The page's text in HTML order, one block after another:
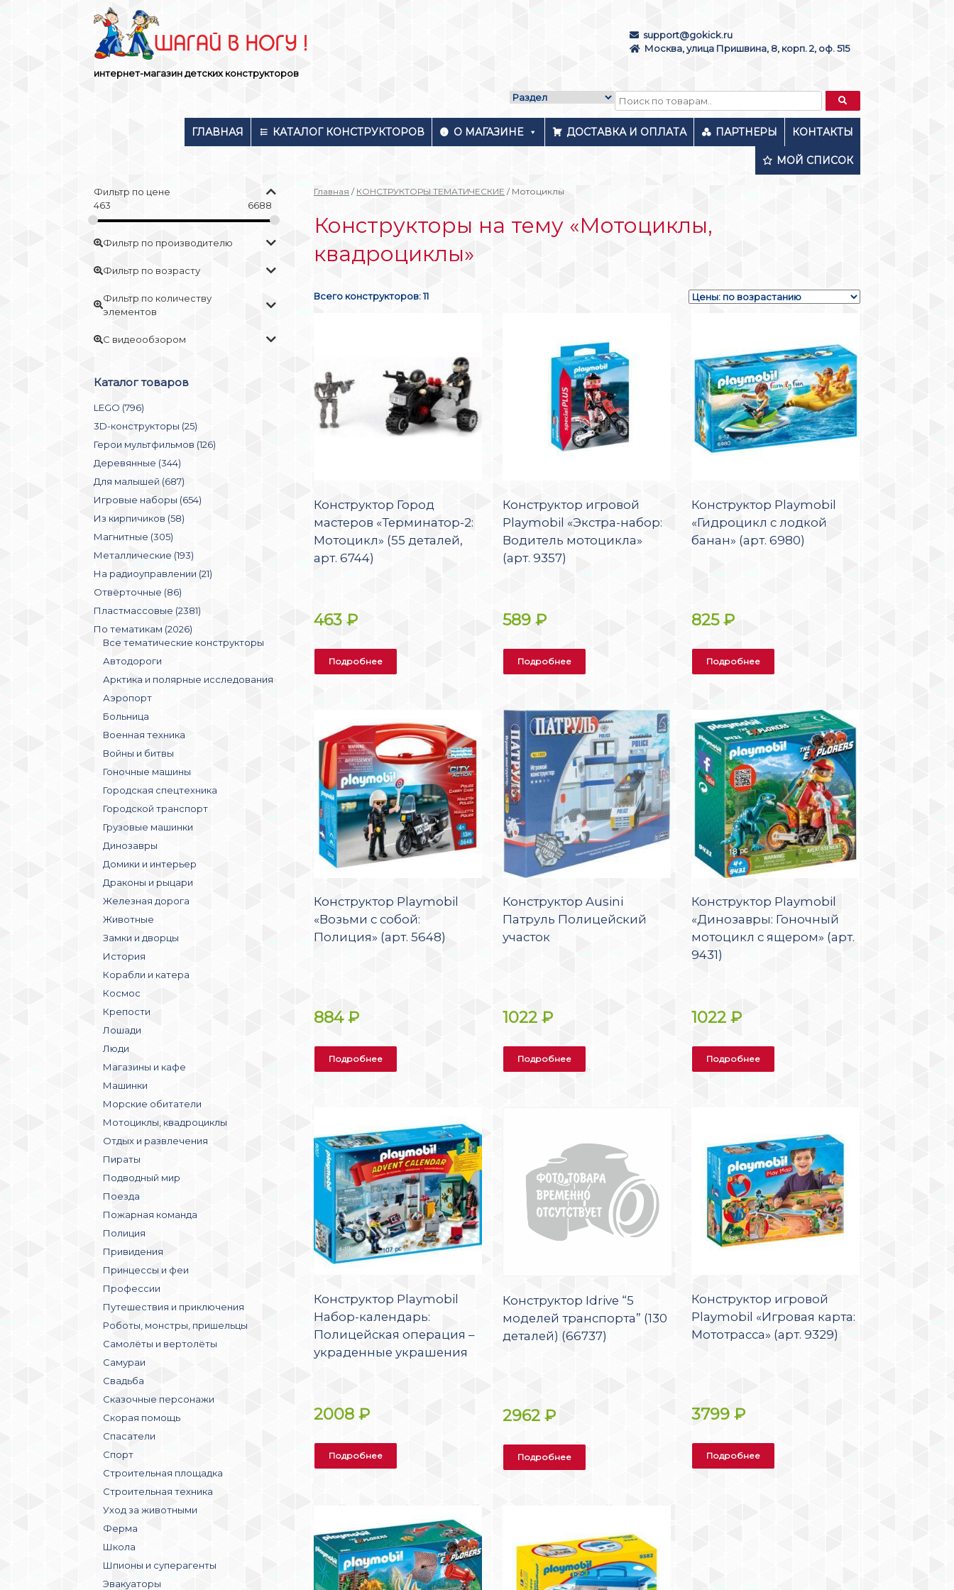
интернет-магазин детских конструкторов
support@gokick.ru
Москва, улица Пришвина, 8, корп. 2, оф. 515
ГЛАВНАЯ КАТАЛОГ КОНСТРУКТОРОВ О МАГАЗИНЕ ДОСТАВКА И ОПЛАТА ПАРТНЕРЫ КОНТАКТЫ
МОЙ СПИСОК
Главная / КОНСТРУКТОРЫ ТЕМАТИЧЕСКИЕ / Мотоциклы
Конструкторы на тему «Мотоциклы,
квадроциклы»
Всего конструкторов: 11
Конструктор Город
мастеров «Терминатор-2:
Мотоцикл» (55 деталей,
арт. 6744)
463₽
Подробнее
Конструктор игровой
Playmobil «Экстра-набор:
Водитель мотоцикла»
(арт. 9357)
589₽
Подробнее
Конструктор Playmobil
«Гидроцикл с лодкой
банан» (арт. 6980)
825₽
Подробнее
Конструктор Playmobil
«Возьми с собой:
Полиция» (арт. 5648)
884₽
Подробнее
Конструктор Ausini
Патруль Полицейский
участок
1022₽
Подробнее
Конструктор Playmobil
«Динозавры: Гоночный
мотоцикл с ящером» (арт.
9431)
1022₽
Подробнее
Конструктор Playmobil
Набор-календарь:
Полицейская операция –
украденные украшения
2008₽
Подробнее
Конструктор Idrive “5
моделей транспорта” (130
деталей) (66737)
2962₽
Подробнее
Конструктор игровой
Playmobil «Игровая карта:
Мототрасса» (арт. 9329)
3799₽
Подробнее
Фильтр по цене
463
6688
Фильтр по производителю
Фильтр по возрасту
Фильтр по количеству
элементов
С видеообзором
Каталог товаров
LEGO (796)
3D-конструкторы (25)
Герои мультфильмов (126)
Деревянные (344)
Для малышей (687)
Игровые наборы (654)
Из кирпичиков (58)
Магнитные (305)
Металлические (193)
На радиоуправлении (21)
Отвёрточные (86)
Пластмассовые (2381)
По тематикам (2026)
Все тематические конструкторы
Автодороги
Арктика и полярные исследования
Аэропорт
Больница
Военная техника
Войны и битвы
Гоночные машины
Городская спецтехника
Городской транспорт
Грузовые машинки
Динозавры
Домики и интерьер
Драконы и рыцари
Железная дорога
Животные
Замки и дворцы
История
Корабли и катера
Космос
Крепости
Лошади
Люди
Магазины и кафе
Машинки
Морские обитатели
Мотоциклы, квадроциклы
Отдых и развлечения
Пираты
Подводный мир
Поезда
Пожарная команда
Полиция
Привидения
Принцессы и феи
Профессии
Путешествия и приключения
Роботы, монстры, пришельцы
Самолёты и вертолёты
Самураи
Свадьба
Сказочные персонажи
Скорая помощь
Спасатели
Спорт
Строительная площадка
Строительная техника
Уход за животными
Ферма
Школа
Шпионы и суперагенты
Эвакуаторы